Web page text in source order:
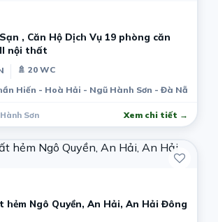
, Căn Hộ Dịch Vụ 19 phòng căn
nội thất
🚿 20 WC
Hiến - Hoà Hải - Ngũ Hành Sơn - Đà Nẵng
Sơn Xem chi tiết →
Ngô Quyền, An Hải, An Hải Đông